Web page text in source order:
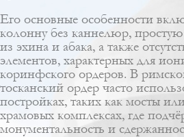
Его основные особенности
колонну без каннелюр,
из эхина и абака, а также
элементов, характерных для
коринфского ордеров. В
тосканский ордер часто
постройках, таких как мосты
храмовых комплексах, где
монументальность и